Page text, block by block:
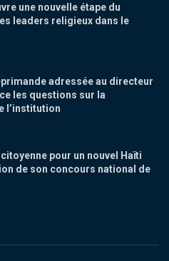
une nouvelle étape du
leaders religieux dans le
adressée au directeur
les questions sur la
l’institution
pour un nouvel Haïti
de son concours national de